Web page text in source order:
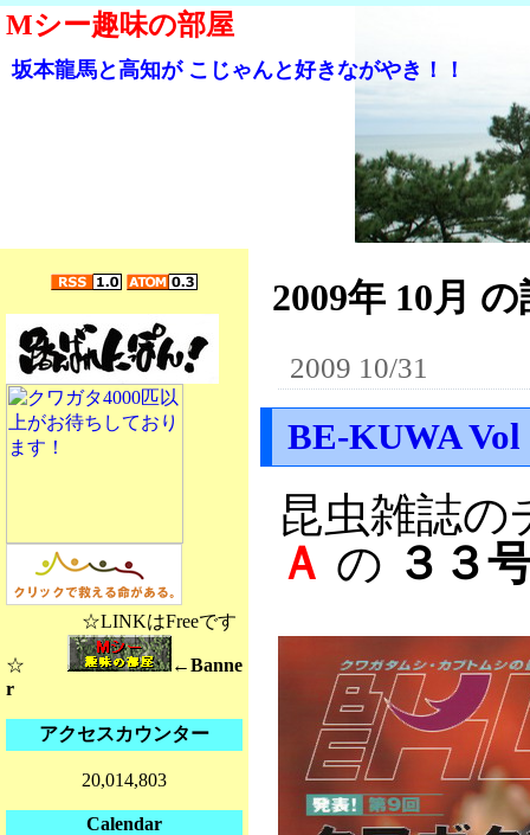
Mシー趣味の部屋
坂本龍馬と高知が こじゃんと好きながやき！！
☆LINKはFreeです
☆
←Banne
r
アクセスカウンター
20,014,803
Calendar
2009年 10月
2009 10/31
BE-KUWA Vol
昆虫雑誌
Ａ の ３３